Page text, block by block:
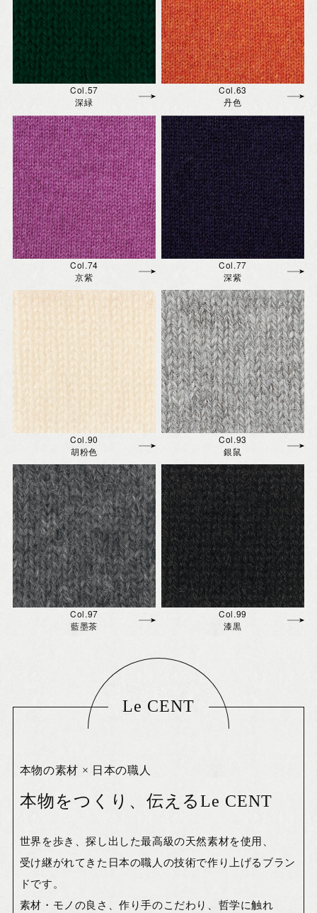
Col.57
深緑
Col.63
丹色
Col.74
京紫
Col.77
深紫
Col.90
胡粉色
Col.93
銀鼠
Col.97
藍墨茶
Col.99
漆黒
Le CENT
本物の素材 × 日本の職人
本物をつくり、伝えるLe CENT
世界を歩き、探し出した最高級の天然素材を使用、
受け継がれてきた日本の職人の技術で作り上げるブラン
ドです。
素材・モノの良さ、作り手のこだわり、哲学に触れ